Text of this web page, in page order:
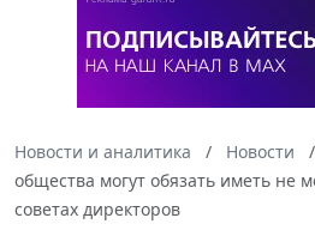
Новости и аналитика Новости
общества могут обязать иметь не
советах директоров